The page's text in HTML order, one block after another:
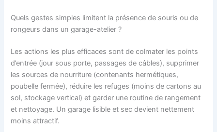
Quels gestes simples limitent la présence de souris ou de
rongeurs dans un garage-atelier ?
Les actions les plus efficaces sont de colmater les points
d’entrée (jour sous porte, passages de câbles), supprimer
les sources de nourriture (contenants hermétiques,
poubelle fermée), réduire les refuges (moins de cartons au
sol, stockage vertical) et garder une routine de rangement
et nettoyage. Un garage lisible et sec devient nettement
moins attractif.